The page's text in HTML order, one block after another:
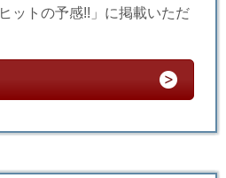
ットの予感!!」に掲載いただ